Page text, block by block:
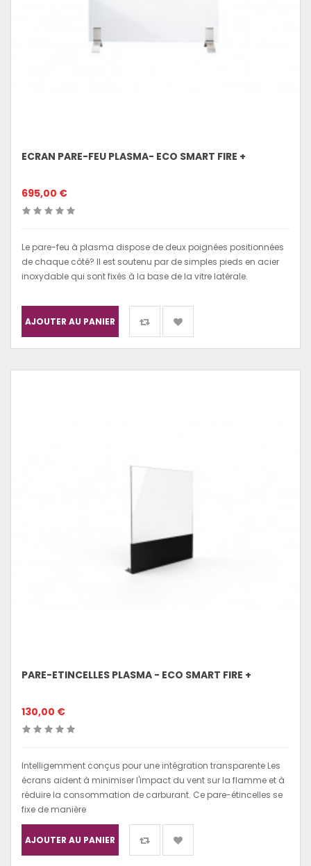
ECRAN PARE-FEU PLASMA- ECO SMART FIRE +
695,00 €
Le pare-feu à plasma dispose de deux poignées positionnées
de chaque côté? Il est soutenu par de simples pieds en acier
inoxydable qui sont fixés à la base de la vitre latérale.
AJOUTER AU PANIER
PARE-ETINCELLES PLASMA - ECO SMART FIRE +
130,00 €
Intelligemment conçus pour une intégration transparente Les
écrans aident à minimiser l'impact du vent sur la flamme et à
réduire la consommation de carburant. Ce pare-étincelles se
fixe de manière
AJOUTER AU PANIER